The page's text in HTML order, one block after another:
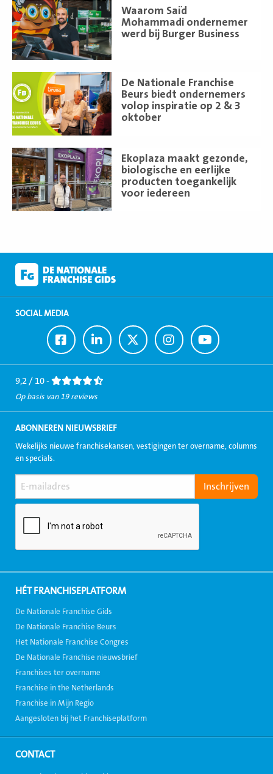
Waarom Saïd
Mohammadi ondernemer
werd bij Burger Business
Lees
meer
De Nationale Franchise
Beurs biedt ondernemers
volop inspiratie op 2 & 3
oktober
meer
Ekoplaza maakt gezonde,
biologische en eerlijke
producten toegankelijk
voor iedereen
Lees
meer
SOCIAL MEDIA
Ga
naar
Facebook
Ga
naar
LinkedIn
Ga
naar
Twitter
Ga
naar
Instagram
Ga
naar
Youtube
9,2 / 10 -
Op basis van 19 reviews
ABONNEREN NIEUWSBRIEF
Wekelijks nieuwe franchisekansen, vestigingen ter overname, columns
en specials.
HÉT FRANCHISEPLATFORM
De Nationale Franchise Gids
De Nationale Franchise Beurs
Het Nationale Franchise Congres
De Nationale Franchise nieuwsbrief
Franchises ter overname
Franchise in the Netherlands
Franchise in Mijn Regio
Aangesloten bij het Franchiseplatform
CONTACT